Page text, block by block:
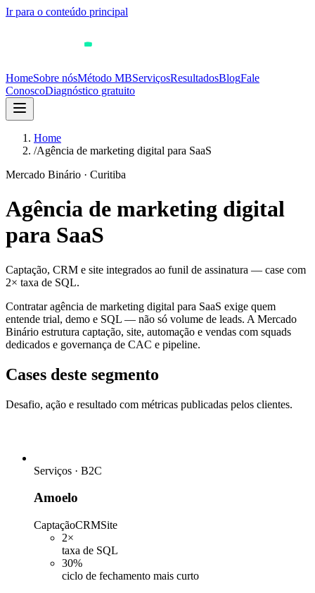
Ir para o conteúdo principal
HomeSobre nósMétodo MBServiçosResultadosBlogFale
ConoscoDiagnóstico gratuito
Home
/Agência de marketing digital para SaaS
Mercado Binário · Curitiba
Agência de marketing digital
para SaaS
Captação, CRM e site integrados ao funil de assinatura — case com
2× taxa de SQL.
Contratar agência de marketing digital para SaaS exige quem
entende trial, demo e SQL — não só volume de leads. A Mercado
Binário estrutura captação, site, automação e vendas com squads
dedicados e governança de CAC e pipeline.
Cases deste segmento
Desafio, ação e resultado com métricas publicadas pelos clientes.
Serviços · B2C
Amoelo
CaptaçãoCRMSite
2×
taxa de SQL
30%
ciclo de fechamento mais curto